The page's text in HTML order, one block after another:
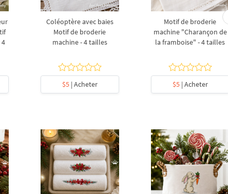
Coléoptère avec baies
Motif de broderie
machine - 4 tailles
$5| Acheter
Motif de broderie
machine "Charançon de
la framboise" - 4 tailles
$5| Acheter